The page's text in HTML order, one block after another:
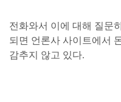
전화와서 이에 대해 질문
되면 언론사 사이트에서
감추지 않고 있다.